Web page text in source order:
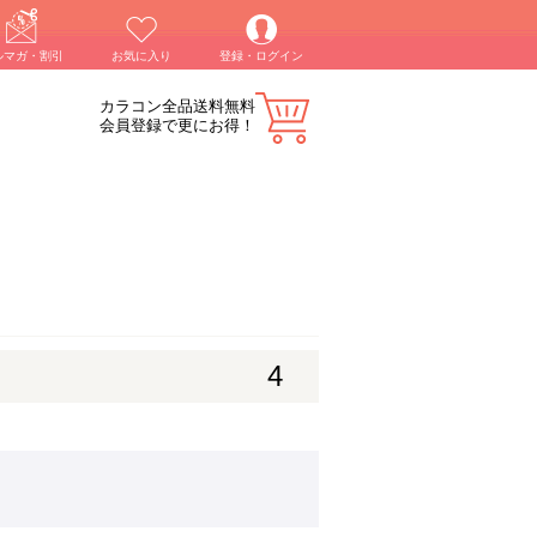
マガ・割引 お気に入り 登録・ログイン
カラコン全品送料無料
会員登録で更にお得！
4